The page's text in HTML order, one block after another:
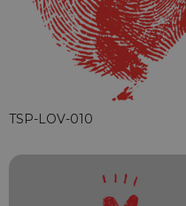
TSP-LOV-010